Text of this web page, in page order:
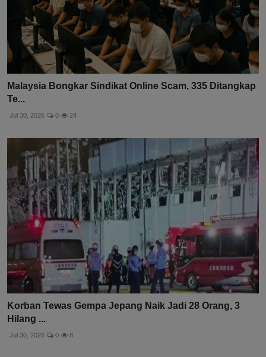
Malaysia Bongkar Sindikat Online Scam, 335 Ditangkap
Te...
Jul 30, 2026 0 24
Korban Tewas Gempa Jepang Naik Jadi 28 Orang, 3
Hilang ...
Jul 30, 2026 0 8